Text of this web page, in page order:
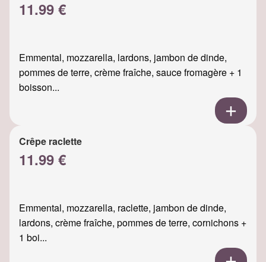
11.99 €
Emmental, mozzarella, lardons, jambon de dinde,
pommes de terre, crème fraîche, sauce fromagère + 1
boisson...
Crêpe raclette
11.99 €
Emmental, mozzarella, raclette, jambon de dinde,
lardons, crème fraîche, pommes de terre, cornichons +
1 boi...